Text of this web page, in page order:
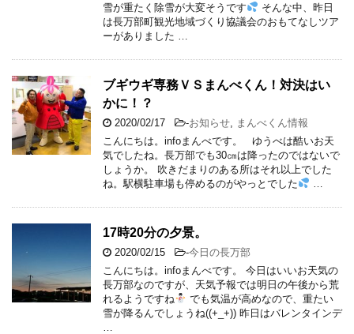
雪が重たく除雪が大変そうです
そんな中、昨日
は長万部町観光地域づくり協議会のおもてなしツア
ーがありました …
ブギウギ専務ＶＳまんべくん！対決はい
かに！？
2020/02/17 -お知らせ
まんべくん情報
こんにちは。infoまんべです。 ゆうべは酷いお天
気でしたね。長万部でも30㎝は降ったのではないで
しょうか。 吹きだまりのある所はそれ以上でした
ね。駅横駐車場も停めるのがやっとでした
17時20分の夕景。
2020/02/15 -今日の長万部
こんにちは。infoまんべです。 今日はいいお天気の
長万部なのですが、天気予報では明日の午後から荒
れるようですね
でも気温が高めなので、重たい
雪が降るんでしょうね((+_+)) 昨日はバレンタインデ